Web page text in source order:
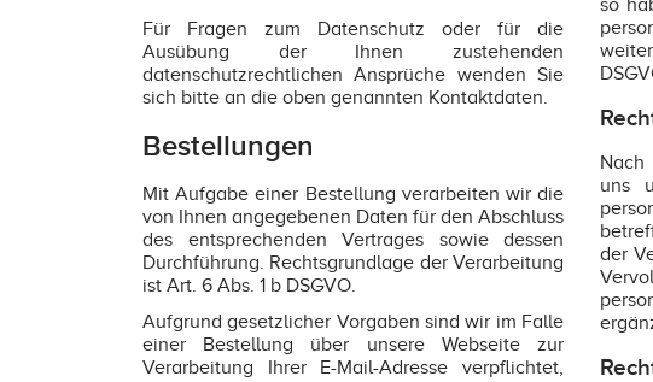
Für Fragen zum Datenschutz oder für die
Ausübung der Ihnen zustehenden
datenschutzrechtlichen Ansprüche wenden Sie
sich bitte an die oben genannten Kontaktdaten.
Bestellungen
Mit Aufgabe einer Bestellung verarbeiten wir die
von Ihnen angegebenen Daten für den Abschluss
des entsprechenden Vertrages sowie dessen
Durchführung. Rechtsgrundlage der Verarbeitung
ist Art. 6 Abs. 1 b DSGVO.
Aufgrund gesetzlicher Vorgaben sind wir im Falle
einer Bestellung über unsere Webseite zur
Verarbeitung Ihrer E-Mail-Adresse verpflichtet,
so
Nach
uns
der